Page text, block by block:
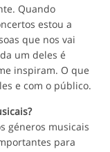
Quando
estou a
que nos vai
um deles é
inspiram. O que
e com o público.
géneros musicais
para